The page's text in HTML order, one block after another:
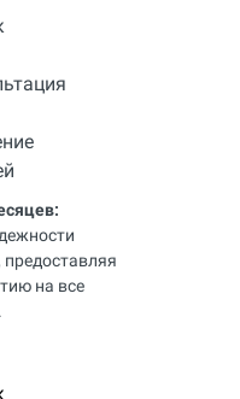
предоставляя
на все